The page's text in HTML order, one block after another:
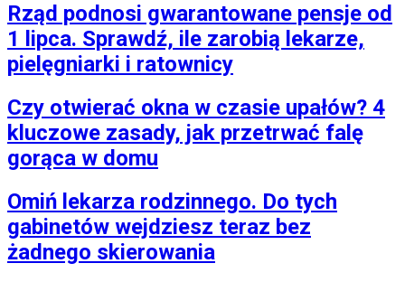
Rząd podnosi gwarantowane pensje od
1 lipca. Sprawdź, ile zarobią lekarze,
pielęgniarki i ratownicy
Czy otwierać okna w czasie upałów? 4
kluczowe zasady, jak przetrwać falę
gorąca w domu
Omiń lekarza rodzinnego. Do tych
gabinetów wejdziesz teraz bez
żadnego skierowania